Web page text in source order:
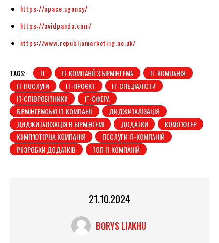
https://opace.agency/
https://avidpanda.com/
https://www.republicmarketing.co.uk/
TAGS: IT IT-КОМПАНІЇ З БІРМІНГЕМА
IT-КОМПАНІЯ
IT-ПОСЛУГИ
IT-ПРОЄКТ
IT-СПЕЦІАЛІСТИ
IT-СПІВРОБІТНИКИ
IT-СФЕРА
БІРМІНГЕМСЬКІ IT-КОМПАНІЇ
ДИДЖИТАЛІЗАЦІЯ
ДИДЖИТАЛІЗАЦІЯ В БІРМІНГЕМІ
ДОДАТКИ
КОМП’ЮТЕР
КОМП’ЮТЕРНА КОМПАНІЯ
ПОСЛУГИ IT-КОМПАНІЙ
РОЗРОБКИ ДОДАТКІВ
ТОП IT КОМПАНІЙ
21.10.2024
BORYS LIAKHU